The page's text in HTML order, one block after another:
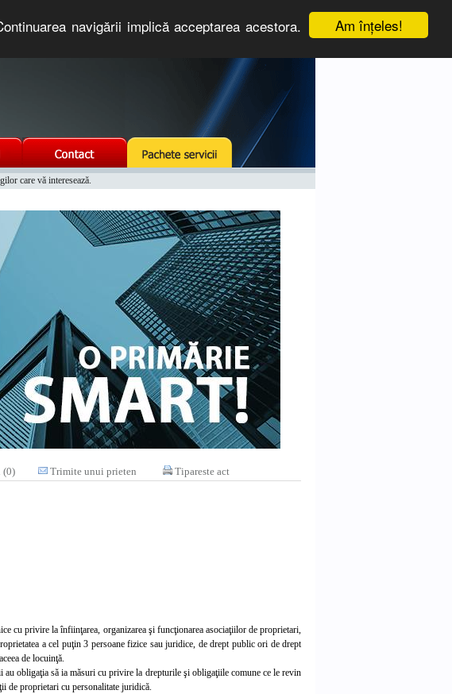
Am înţeles!
navigării implică acceptarea acestora.
care vă interesează.
(0) Trimite unui prieten Tipareste act
cu privire la înfiinţarea, organizarea şi funcţionarea asociaţiilor de proprietari,
a cel puţin 3 persoane fizice sau juridice, de drept public ori de drept
de locuinţă.
obligaţia să ia măsuri cu privire la drepturile şi obligaţiile comune ce le revin
de proprietari cu personalitate juridică.